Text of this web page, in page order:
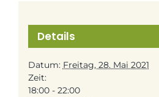
Details
Datum: Freitag, 28. Mai 2021
Zeit:
18:00 - 22:00